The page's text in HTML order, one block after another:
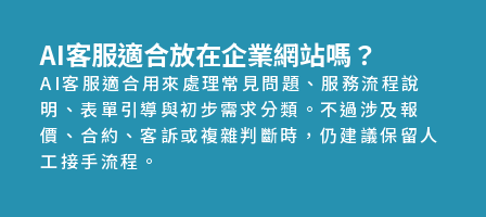
AI客服適合放在企業網站嗎？
AI客服適合用來處理常見問題、服務流程說
明、表單引導與初步需求分類。不過涉及報
價、合約、客訴或複雜判斷時，仍建議保留人
工接手流程。